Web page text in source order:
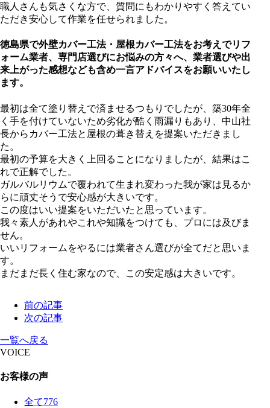
職人さんも気さくな方で、質問にもわかりやすく答えてい
ただき安心して作業を任せられました。
徳島県で外壁カバー工法・屋根カバー工法をお考えでリフ
ォーム業者、専門店選びにお悩みの方々へ、業者選びや出
来上がった感想なども含め一言アドバイスをお願いいたし
ます。
最初は全て塗り替えで済ませるつもりでしたが、築30年全
く手を付けていないため劣化が酷く雨漏りもあり、中山社
長からカバー工法と屋根の葺き替えを提案いただきまし
た。
最初の予算を大きく上回ることになりましたが、結果はこ
れで正解でした。
ガルバルリウムで覆われて生まれ変わった我が家は見るか
らに頑丈そうで安心感が大きいです。
この度はいい提案をいただいたと思っています。
我々素人があれやこれや知識をつけても、プロには及びま
せん。
いいリフォームをやるには業者さん選びが全てだと思いま
す。
まだまだ長く住む家なので、この安定感は大きいです。
前の記事
次の記事
一覧へ戻る
VOICE
お客様の声
全て776